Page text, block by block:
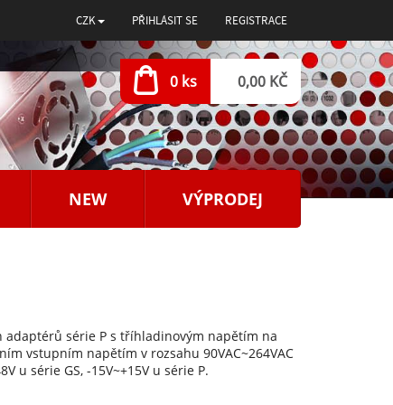
CZK PŘIHLÁSIT SE REGISTRACE
0 ks 0,00 KČ
NEW VÝPRODEJ
adaptérů série P s tříhladinovým napětím na
vstupním napětím v rozsahu 90VAC~264VAC
u série GS, -15V~+15V u série P.